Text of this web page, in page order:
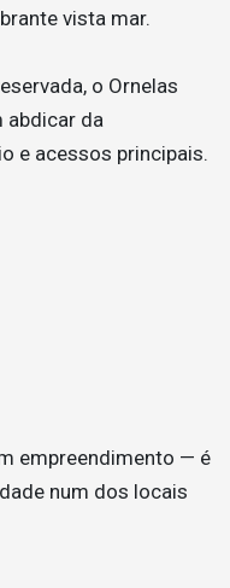
vista mar.
o Ornelas
abdicar da
e acessos principais.
empreendimento — é
num dos locais